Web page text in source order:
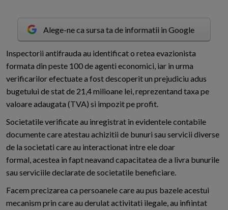
Alege-ne ca sursa ta de informatii in Google
Inspectorii antifrauda au identificat o retea evazionista
formata din peste 100 de agenti economici, iar in urma
verificarilor efectuate a fost descoperit un prejudiciu adus
bugetului de stat de 21,4 milioane lei, reprezentand taxa pe
valoare adaugata (TVA) si impozit pe profit.
Societatile verificate au inregistrat in evidentele contabile
documente care atestau achizitii de bunuri sau servicii diverse
de la societati care au interactionat intre ele doar
formal, acestea in fapt neavand capacitatea de a livra bunurile
sau serviciile declarate de societatile beneficiare.
Facem precizarea ca persoanele care au pus bazele acestui
mecanism prin care au derulat activitati ilegale, au infiintat